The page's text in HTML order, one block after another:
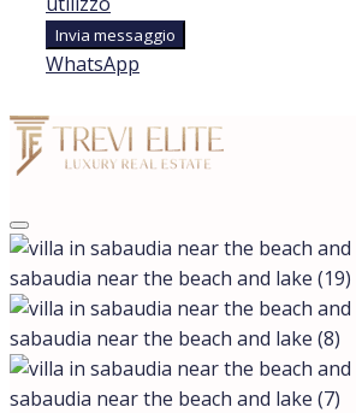
Invia messaggio
WhatsApp
sabaudia near the beach and lake (19)
sabaudia near the beach and lake (8)
sabaudia near the beach and lake (7)